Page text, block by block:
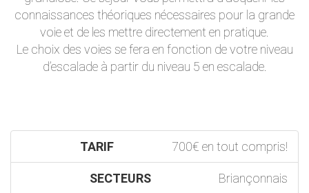
connaissances théoriques nécessaires pour la grande
voie et de les mettre directement en pratique.
Le choix des voies se fera en fonction de votre niveau
d’escalade à partir du niveau 5 en escalade.
TARIF 700€ en tout compris!
SECTEURS Briançonnais